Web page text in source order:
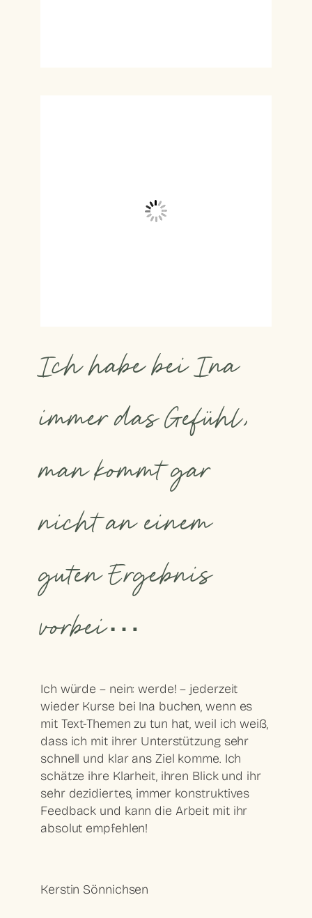
Ich habe bei Ina
immer das Gefühl,
man kommt gar
nicht an einem
guten Ergebnis
vorbei…
Ich würde – nein: werde! – jederzeit
wieder Kurse bei Ina buchen, wenn es
mit Text-Themen zu tun hat, weil ich weiß,
dass ich mit ihrer Unterstützung sehr
schnell und klar ans Ziel komme. Ich
schätze ihre Klarheit, ihren Blick und ihr
sehr dezidiertes, immer konstruktives
Feedback und kann die Arbeit mit ihr
absolut empfehlen!
Kerstin Sönnichsen